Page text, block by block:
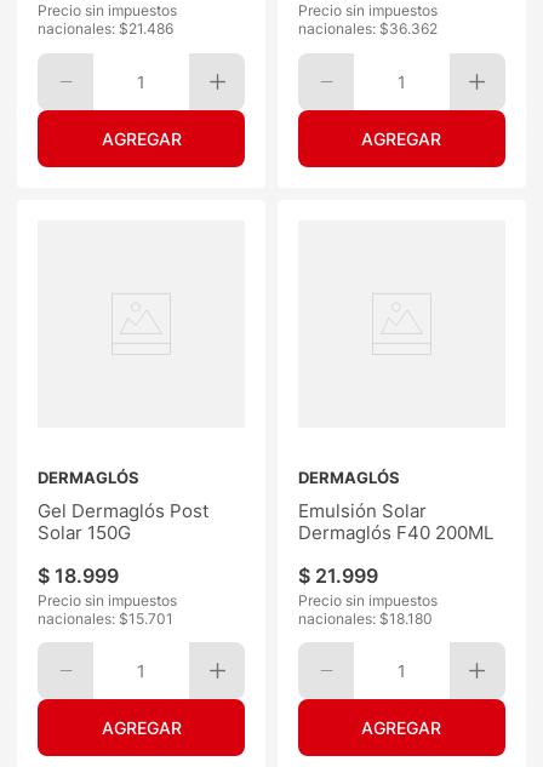
Precio sin impuestos
nacionales: $21.486
1
Precio sin impuestos
nacionales: $36.362
1
DERMAGLÓS
Gel Dermaglós Post
Solar 150G
$ 18.999
Precio sin impuestos
nacionales: $15.701
1
DERMAGLÓS
Emulsión Solar
Dermaglós F40 200ML
$ 21.999
Precio sin impuestos
nacionales: $18.180
1